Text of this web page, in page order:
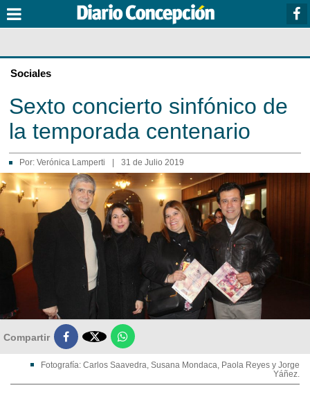
Sociales
Sexto concierto sinfónico de
la temporada centenario
Por: Verónica Lamperti 31 de Julio 2019
Compartir 
Fotografía: Carlos Saavedra, Susana Mondaca, Paola Reyes y Jorge
Yáñez.